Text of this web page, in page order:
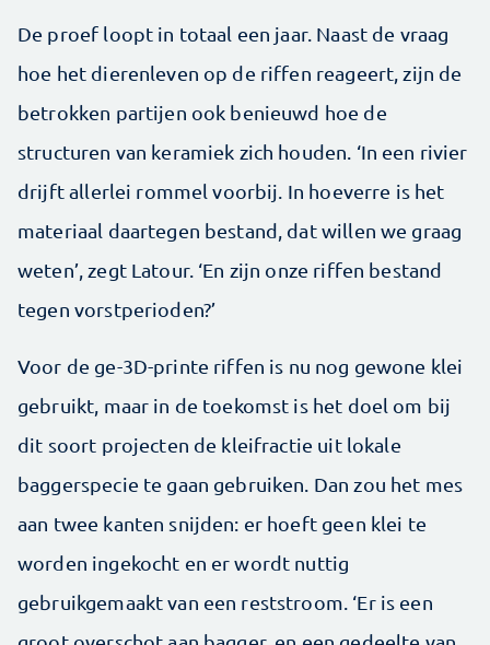
De proef loopt in totaal een jaar. Naast de vraag
hoe het dierenleven op de riffen reageert, zijn de
betrokken partijen ook benieuwd hoe de
structuren van keramiek zich houden. ‘In een rivier
drijft allerlei rommel voorbij. In hoeverre is het
materiaal daartegen bestand, dat willen we graag
weten’, zegt Latour. ‘En zijn onze riffen bestand
tegen vorstperioden?’
Voor de ge-3D-printe riffen is nu nog gewone klei
gebruikt, maar in de toekomst is het doel om bij
dit soort projecten de kleifractie uit lokale
baggerspecie te gaan gebruiken. Dan zou het mes
aan twee kanten snijden: er hoeft geen klei te
worden ingekocht en er wordt nuttig
gebruikgemaakt van een reststroom. ‘Er is een